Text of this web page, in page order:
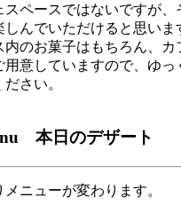
スペースではないですが、
しんでいただけると思いま
内のお菓子はもちろん、カ
用意していますので、ゆ
さい。
本日のデザート
ニューが変わります。